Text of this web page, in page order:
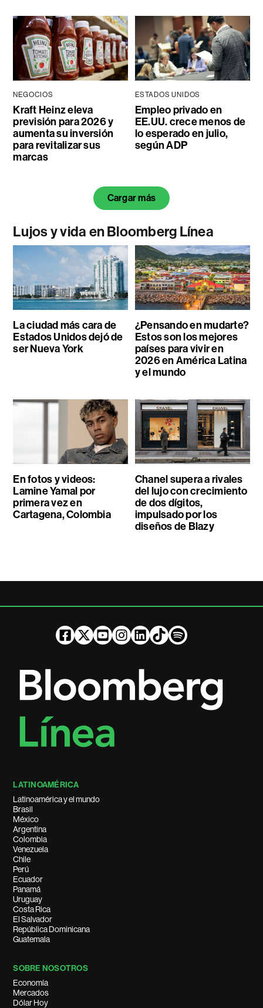
NEGOCIOS
Kraft Heinz eleva
previsión para 2026 y
aumenta su inversión
para revitalizar sus
marcas
ESTADOS UNIDOS
Empleo privado en
EE.UU. crece menos de
lo esperado en julio,
según ADP
Cargar más
Lujos y vida en Bloomberg Línea
La ciudad más cara de
Estados Unidos dejó de
ser Nueva York
¿Pensando en mudarte?
Estos son los mejores
países para vivir en
2026 en América Latina
y el mundo
En fotos y videos:
Lamine Yamal por
primera vez en
Cartagena, Colombia
Chanel supera a rivales
del lujo con crecimiento
de dos dígitos,
impulsado por los
diseños de Blazy
LATINOAMÉRICA
Latinoamérica y el mundo
Brasil
México
Argentina
Colombia
Venezuela
Chile
Perú
Ecuador
Panamá
Uruguay
Costa Rica
El Salvador
República Dominicana
Guatemala
SOBRE NOSOTROS
Economía
Mercados
Dólar Hoy